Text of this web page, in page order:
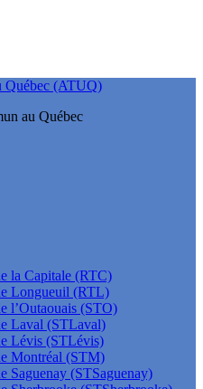
Québec (ATUQ)
au Québec
la Capitale (RTC)
Longueuil (RTL)
l’Outaouais (STO)
Laval (STLaval)
Lévis (STLévis)
Montréal (STM)
Saguenay (STSaguenay)